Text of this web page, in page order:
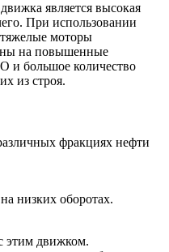
является высокая
При использовании
моторы
на повышенные
и большое количество
из строя.
фракциях нефти
низких оборотах.
этим движком.